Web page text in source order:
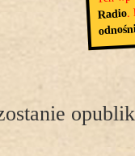
Radio.